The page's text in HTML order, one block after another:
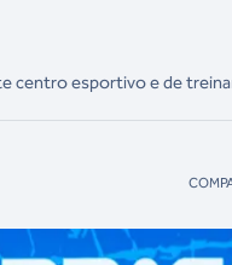
centro esportivo e de